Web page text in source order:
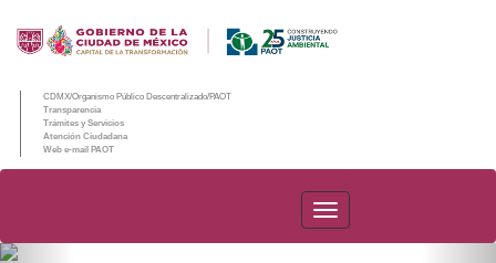
CDMX/Organismo Público Descentralizado/PAOT
Transparencia
Trámites y Servicios
Atención Ciudadana
Web e-mail PAOT
PAOT